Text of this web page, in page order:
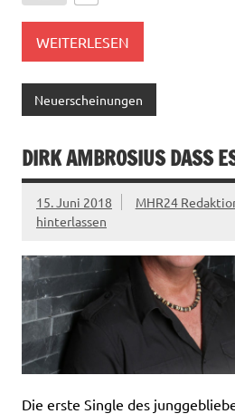
WEITERLESEN
Neuerscheinungen
DIRK AMBROSIUS DASS
15. Juni 2018 MHR24
hinterlassen
Die erste Single des